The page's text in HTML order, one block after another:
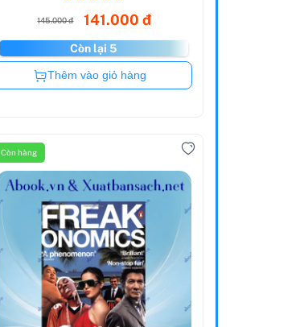
145.000 đ 141.000 đ
Còn lại 5
Còn hàng
Thêm vào giỏ hàng
Còn hàng